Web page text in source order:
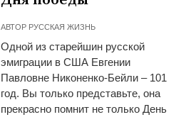
АВТОР РУССКАЯ ЖИЗНЬ
Одной из старейшин русской
эмиграции в США Евгении
Павловне Никоненко-Бейли – 101
год. Вы только представьте, она
прекрасно помнит не только День